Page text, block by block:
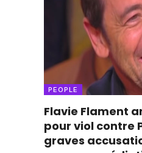
PEOPLE
Flavie Flament
pour viol contre
graves